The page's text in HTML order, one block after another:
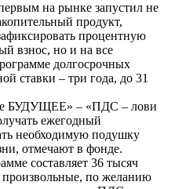
на рынке запустил не
продукт,
процентную
взнос, но и на все
долгосрочных
ставки – три года, до 31
БУДУЩЕЕ» – «ПДС – лови
ежегодный
необходимую подушку
отмечают в фонде.
составляет 36 тысяч
по желанию